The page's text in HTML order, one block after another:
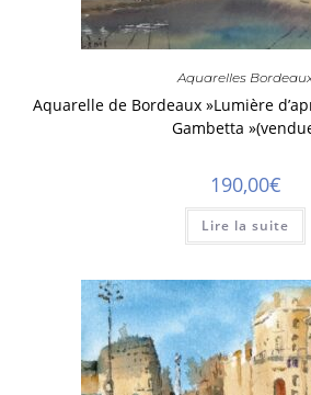
Aquarelles
Aquarelle de Bordeaux »Lumière
Gambetta
190,00€
Lire la suite